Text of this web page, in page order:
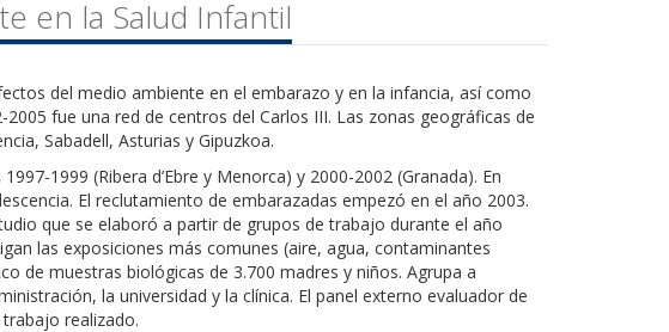
en la Salud Infantil
del medio ambiente en el embarazo y en la infancia, así como
fue una red de centros del Carlos III. Las zonas geográficas de
Sabadell, Asturias y Gipuzkoa.
1999 (Ribera d’Ebre y Menorca) y 2000-2002 (Granada). En
El reclutamiento de embarazadas empezó en el año 2003.
que se elaboró a partir de grupos de trabajo durante el año
las exposiciones más comunes (aire, agua, contaminantes
de muestras biológicas de 3.700 madres y niños. Agrupa a
la universidad y la clínica. El panel externo evaluador de
realizado.